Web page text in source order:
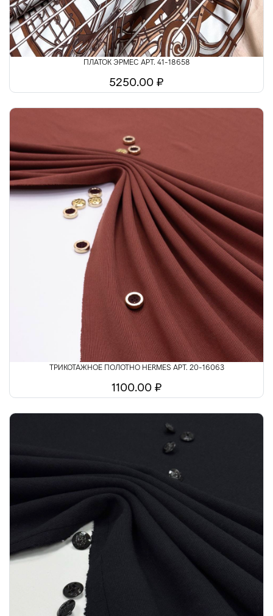
ПЛАТОК ЭРМЕС АРТ. 41-18658
5250.00 ₽
ТРИКОТАЖНОЕ ПОЛОТНО HERMES АРТ. 20-16063
1100.00 ₽